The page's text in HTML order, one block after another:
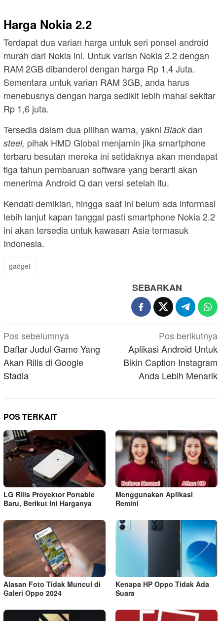
Harga Nokia 2.2
Terdapat dua varian harga untuk seri ponsel android
murah dari Nokia ini. Untuk varian Nokia 2.2 dengan
RAM 2GB dibanderol dengan harga Rp 1,4 Juta.
Sementara untuk varian RAM 3GB, anda harus
menebusnya dengan harga sedikit lebih mahal sekitar
Rp 1,6 juta.
Tersedia dalam dua pilihan warna, yakni Blackdan
steel, pihak HMD Global menjamin jika smartphone
terbaru besutan mereka ini setidaknya akan mendapat
tiga tahun pembaruan software yang berarti akan
menerima Android Q dan versi setelah itu.
Kendati demikian, hingga saat ini belum ada informasi
lebih lanjut kapan tanggal pasti smartphone Nokia 2.2
ini akan tersedia untuk kawasan Asia termasuk
Indonesia.
gadget
SEBARKAN
Navigasi
pos
Pos sebelumnya
Daftar Judul Game Yang
Akan Rilis di Google
Stadia
Pos berikutnya
Aplikasi Android Untuk
Bikin Caption Instagram
Anda Lebih Menarik
POS TERKAIT
LG Rilis Proyektor Portable
Baru, Berikut Ini Harganya
Menggunakan Aplikasi
Remini
Alasan Foto Tidak Muncul di
Galeri Oppo 2024
Kenapa HP Oppo Tidak Ada
Suara